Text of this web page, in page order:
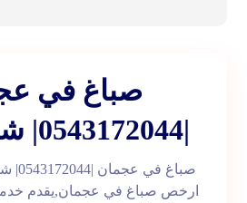
صباغ في
|0543172044| شركة صبغ
صباغ
ارخص صباغ في عجمان,يقدم